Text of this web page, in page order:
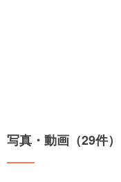
写真・動画（29件）